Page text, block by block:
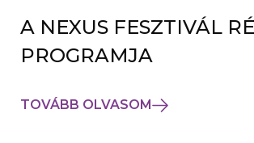
A NEXUS FESZTIVÁL
PROGRAMJA
TOVÁBB OLVASOM